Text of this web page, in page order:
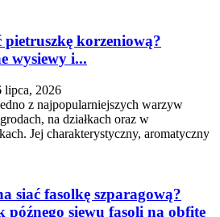
korzeniową?
wysiewy i...
lipca, 2026
z najpopularniejszych warzyw
na działkach oraz w
Jej charakterystyczny, aromatyczny
siać fasolkę szparagową?
siewu fasoli na obfite